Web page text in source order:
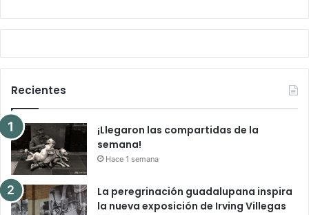
Recientes
¡Llegaron las compartidas de la
semana!
Hace 1 semana
La peregrinación guadalupana inspira
la nueva exposición de Irving Villegas